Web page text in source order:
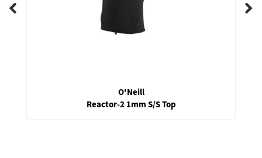
O'Neill
Reactor-2 1mm S/S Top